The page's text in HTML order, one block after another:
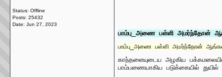
Status: Offline
Posts: 25432
Date: Jun 27, 2023
பாம்பு_அணை பள்ளி அமர்ந்தோன்
பாம்பு_அணை பள்ளி அமர்ந்தோன் ஆங்கண்
காந்தளையுடைய அழகிய
பாம்பணையாகிய படுக்கையில்